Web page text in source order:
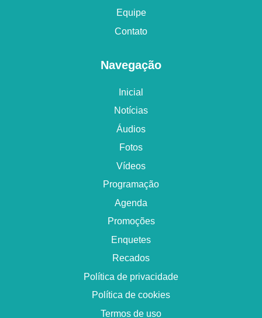
Navegação
Inicial
Notícias
Áudios
Fotos
Vídeos
Programação
Agenda
Promoções
Enquetes
Recados
Política de privacidade
Política de cookies
Termos de uso
Equipe
Contato